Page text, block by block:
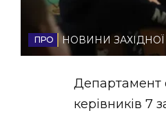
ВІДЕОНОВИНИ ЗАХІДНОЇ
Департамент
керівників